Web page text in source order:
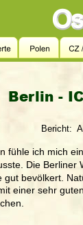
Berlin -
Bericht:
fühle ich mich
Die Berliner
gut bevölkert.
einer sehr